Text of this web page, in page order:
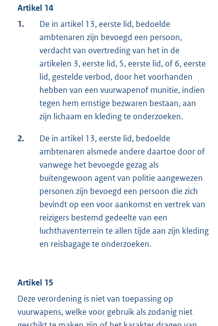
Artikel 14
1.
De in artikel 13, eerste lid, bedoelde
ambtenaren zijn bevoegd een persoon,
verdacht van overtreding van het in de
artikelen 3, eerste lid, 5, eerste lid, of 6, eerste
lid, gestelde verbod, door het voorhanden
hebben van een vuurwapenof munitie, indien
tegen hem ernstige bezwaren bestaan, aan
zijn lichaam en kleding te onderzoeken.
2.
De in artikel 13, eerste lid, bedoelde
ambtenaren alsmede andere daartoe door of
vanwege het bevoegde gezag als
buitengewoon agent van politie aangewezen
personen zijn bevoegd een persoon die zich
bevindt op een voor aankomst en vertrek van
reizigers bestemd gedeelte van een
luchthaventerrein te allen tijde aan zijn kleding
en reisbagage te onderzoeken.
Artikel 15
Deze verordening is niet van toepassing op
vuurwapens, welke voor gebruik als zodanig niet